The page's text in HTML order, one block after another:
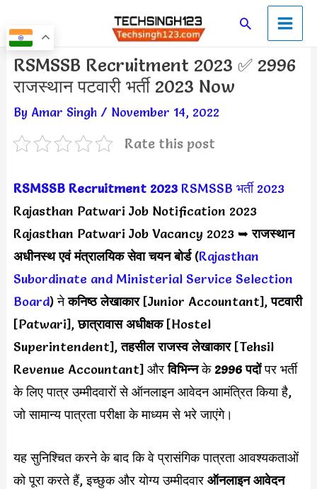
to
content
SearchMain
Menu
RSMSSB Recruitment 2023 ✅ 2996
राजस्थान पटवारी भर्ती 2023 Now
By Amar Singh / November 14, 2022
Rate this post
RSMSSB Recruitment 2023 RSMSSB भर्ती 2023
Rajasthan Patwari Job Notification 2023
Rajasthan Patwari Job Vacancy 2023 ➥राजस्थान
अधीनस्थ एवं मंत्रालयिक सेवा चयन बोर्ड(Rajasthan
Subordinate and Ministerial Service Selection
Board) नेकनिष्ठ लेखाकार[Junior Accountant],पटवारी
[Patwari],छात्रावास अधीक्षक[Hostel
Superintendent],तहसील राजस्व लेखाकार[Tehsil
Revenue Accountant] औरविभिन्नके 2996 पदोंपर भर्ती
के लिए पात्र उम्मीदवारों से ऑनलाइन आवेदन आमंत्रित किया है,
जो सामान्य पात्रता परीक्षा के माध्यम से भरे जाएंगे।
यह सुनिश्चित करने के बाद कि वे प्रासंगिक पात्रता आवश्यकताओं
को पूरा करते हैं, इच्छुक और योग्य उम्मीदवार ऑनलाइन आवेदन
Post
navigation